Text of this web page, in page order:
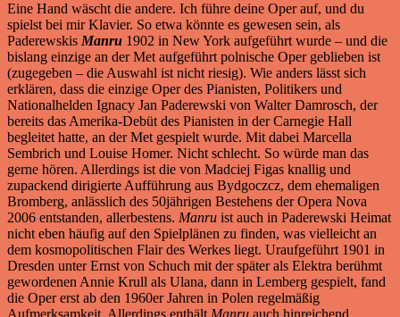
Eine Hand wäscht die andere. Ich führe deine Oper auf, und du
spielst bei mir Klavier. So etwa könnte es gewesen sein, als
Paderewskis Manru 1902 in New York aufgeführt wurde – und die
bislang einzige an der Met aufgeführt polnische Oper geblieben ist
(zugegeben – die Auswahl ist nicht riesig). Wie anders lässt sich
erklären, dass die einzige Oper des Pianisten, Politikers und
Nationalhelden Ignacy Jan Paderewski von Walter Damrosch, der
bereits das Amerika-Debüt des Pianisten in der Carnegie Hall
begleitet hatte, an der Met gespielt wurde. Mit dabei Marcella
Sembrich und Louise Homer. Nicht schlecht. So würde man das
gerne hören. Allerdings ist die von Madciej Figas knallig und
zupackend dirigierte Aufführung aus Bydgoczcz, dem ehemaligen
Bromberg, anlässlich des 50jährigen Bestehens der Opera Nova
2006 entstanden, allerbestens. Manru ist auch in Paderewski Heimat
nicht eben häufig auf den Spielplänen zu finden, was vielleicht an
dem kosmopolitischen Flair des Werkes liegt. Uraufgeführt 1901 in
Dresden unter Ernst von Schuch mit der später als Elektra berühmt
gewordenen Annie Krull als Ulana, dann in Lemberg gespielt, fand
die Oper erst ab den 1960er Jahren in Polen regelmäßig
Aufmerksamkeit. Allerdings enthält Manru auch hinreichend